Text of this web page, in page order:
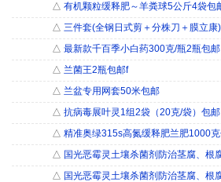
△ 有机颗粒缓释肥～羊粪球5公斤4袋包
△ 三件套(全钢日式剪＋分株刀＋膜立康
△ 最新款千百季小白药300克/瓶2瓶包邮
△ 兰菌王2瓶包邮f
△ 兰盆专用网套50米包邮
△ 抗病毒展叶灵1组2袋（20克/袋）包邮
△ 精准奥绿315s高氮缓释肥兰肥1000
△ 国光恶霉灵土壤杀菌剂防治茎腐、根
△ 国光恶霉灵土壤杀菌剂防治茎腐、根